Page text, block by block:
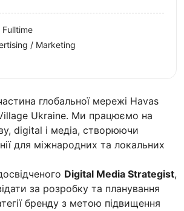
глобальної мережі Havas
Ukraine. Ми працюємо на
digital і медіа, створюючи
для міжнародних та локальних
Digital Media Strategist,
за розробку та планування
бренду з метою підвищення
Fulltime
/ Marketing